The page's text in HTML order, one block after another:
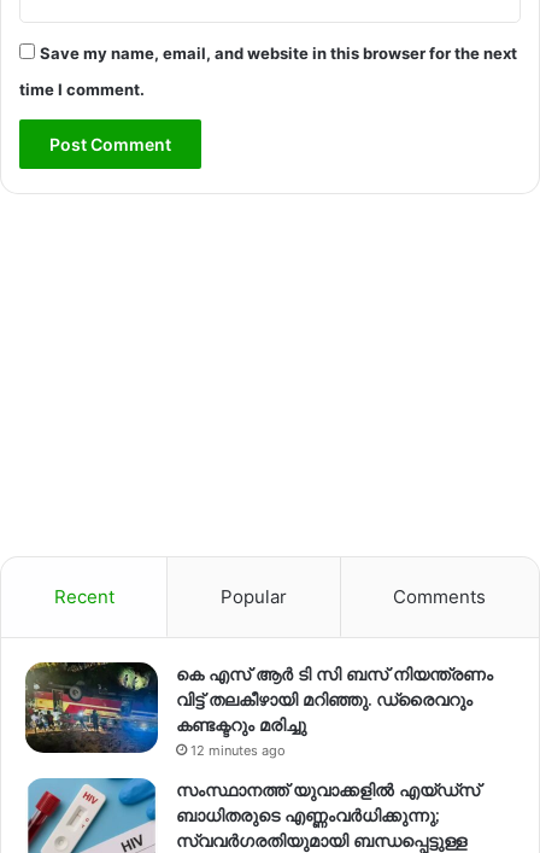
Save my name, email, and website in this browser for the next
time I comment.
Recent Popular Comments
കെ എസ് ആർ ടി സി ബസ് നിയന്ത്രണം
വിട്ട് തലകീഴായി മറിഞ്ഞു. ഡ്രൈവറും
കണ്ടക്ടറും മരിച്ചു
12 minutes ago
സംസ്ഥാനത്ത് യുവാക്കളിൽ എയ്ഡ്സ്
ബാധിതരുടെ എണ്ണംവർധിക്കുന്നു;
സ്വവർഗരതിയുമായി ബന്ധപ്പെട്ടുള്ള